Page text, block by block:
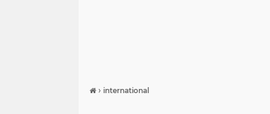
› international